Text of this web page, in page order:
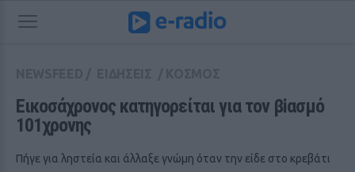
Εικοσάχρονος κατηγορείται για τον βiασμό
101χρονης
Πήγε για ληστεία και άλλαξε γνώμη όταν την είδε στο κρεβάτι